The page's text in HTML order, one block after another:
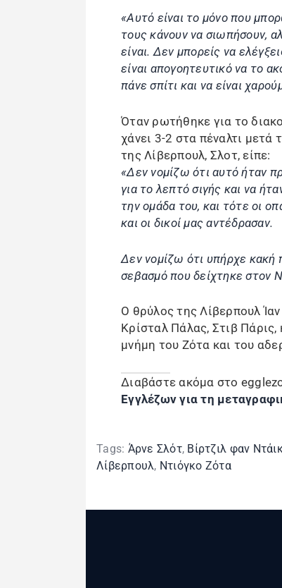
«Αυτό είναι το μόνο που
τους κάνουν να σιωπήσουν,
είναι. Δεν μπορείς να
είναι απογοητευτικό να το
πάνε σπίτι και να είναι
Όταν ρωτήθηκε για το
χάνει 3-2 στα πέναλτι μετά
της Λίβερπουλ, Σλοτ, είπε:
«Δεν νομίζω ότι αυτό ήταν
για το λεπτό σιγής και να
την ομάδα του, και τότε οι
και οι δικοί μας αντέδρασαν.
Δεν νομίζω ότι υπήρχε κακή
σεβασμό που δείχτηκε στον
Ο θρύλος της Λίβερπουλ
Κρίσταλ Πάλας, Στιβ
μνήμη του Ζότα και του
Διαβάστε ακόμα στο
Εγγλέζων για τη
Tags: Άρνε Σλότ, Βίρτζιλ φαν
Λίβερπουλ, Ντιόγκο Ζότα